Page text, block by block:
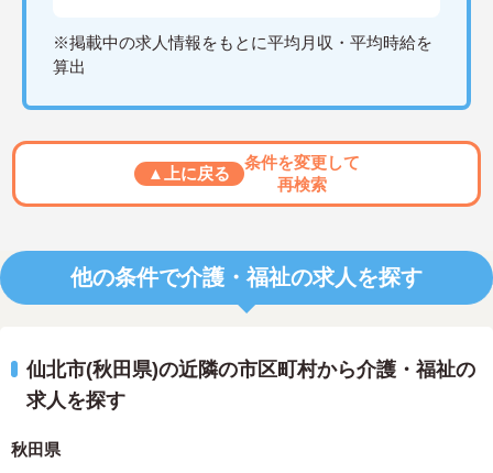
※掲載中の求人情報をもとに平均月収・平均時給を
算出
▲上に戻る
条件を変更して
再検索
他の条件で介護・福祉の求人を探す
仙北市(秋田県)の近隣の市区町村から介護・福祉の
求人を探す
秋田県